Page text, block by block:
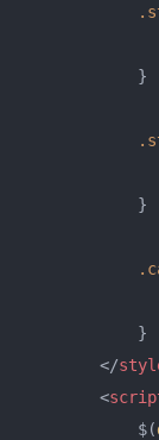
            }
            }
            }
</
<
            $(